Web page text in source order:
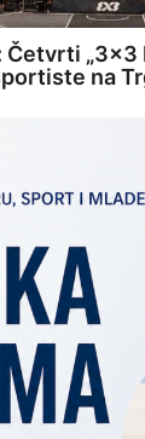
Četvrti „3×3
na